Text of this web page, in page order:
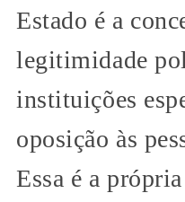
Estado é a
legitimidade
instituições
oposição às
Essa é a